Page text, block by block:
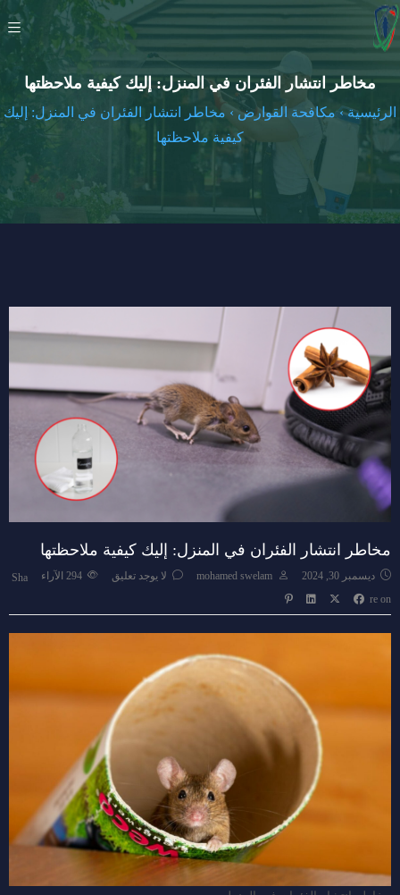
مخاطر انتشار الفئران في المنزل: إليك كيفية ملاحظتها
الرئيسية›مكافحة القوارض› مخاطر انتشار الفئران في المنزل: إليك
كيفية ملاحظتها
مخاطر انتشار الفئران في المنزل: إليك كيفية ملاحظتها
ديسمبر 30, 2024 mohamed swelam لا يوجد تعليق الآراء
Sha
re on